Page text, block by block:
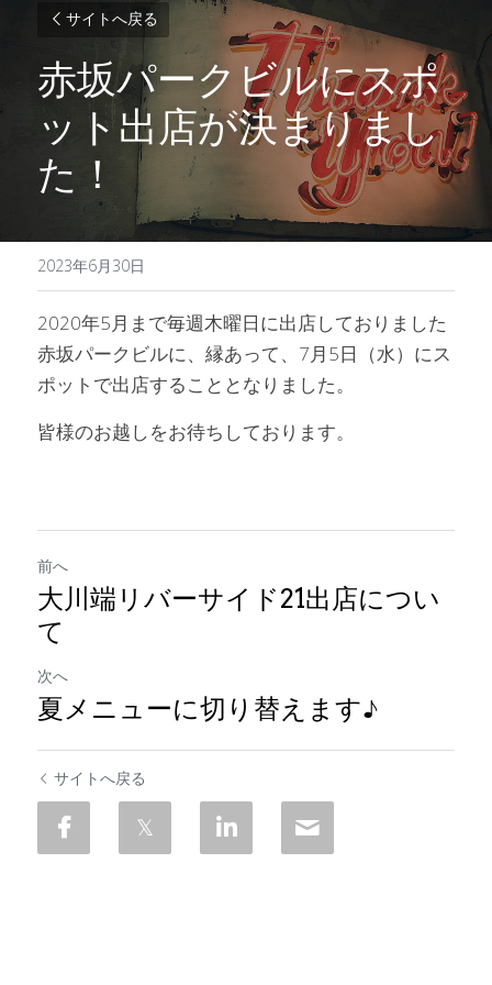
サイトへ戻る
赤坂パークビルにスポ
ット出店が決まりまし
た！
2023年6月30日
2020年5月まで毎週木曜日に出店しておりました
赤坂パークビルに、縁あって、7月5日（水）にス
ポットで出店することとなりました。
皆様のお越しをお待ちしております。
前へ
大川端リバーサイド21出店につい
て
次へ
夏メニューに切り替えます♪
サイトへ戻る